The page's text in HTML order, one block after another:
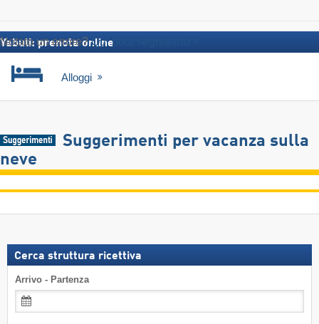
Notato un errore?Qui puoi segnalarlo
Yabuli: prenota online
Alloggi
Suggerimenti per vacanza sulla
neve
Cerca struttura ricettiva
Arrivo - Partenza